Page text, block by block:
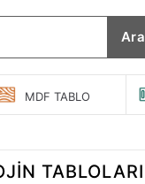
Ara
MDF TABLO
TABLOLARI